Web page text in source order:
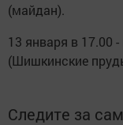
(майдан).
13 января в 17.00
(Шишкинские
Следите за